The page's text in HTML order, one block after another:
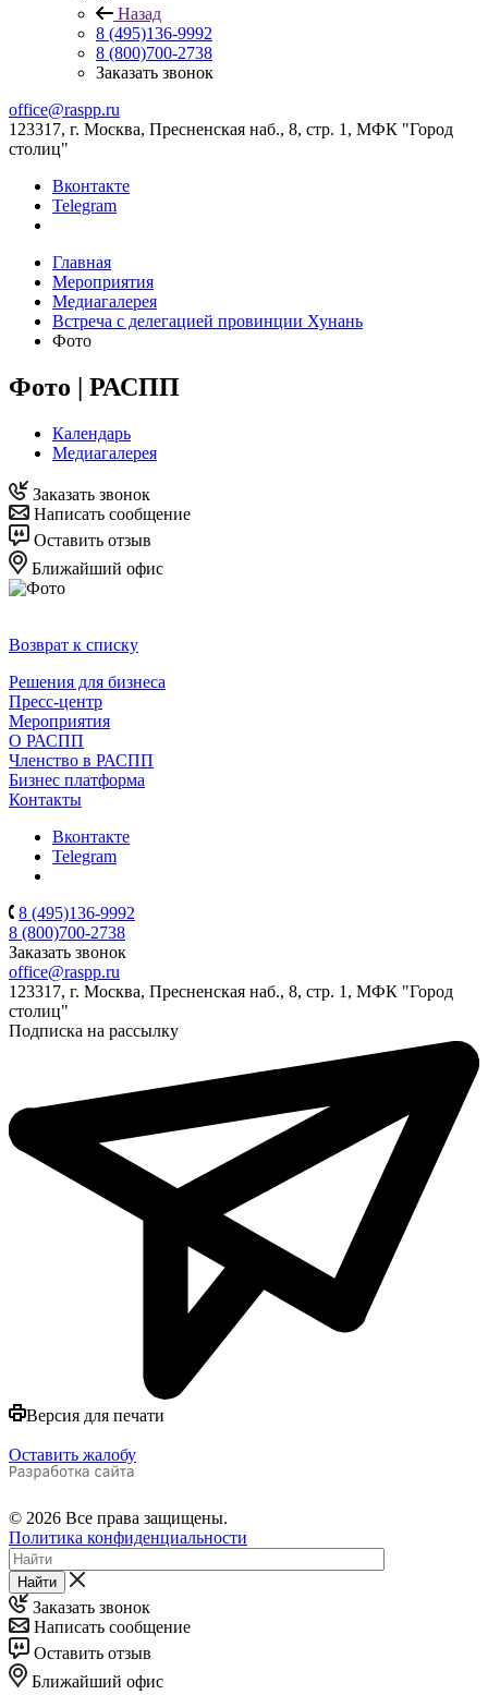
Назад
8 (495)136-9992
8 (800)700-2738
Заказать звонок
office@raspp.ru
123317, г. Москва, Пресненская наб., 8, стр. 1, МФК "Город
столиц"
Вконтакте
Telegram
Главная
Мероприятия
Медиагалерея
Встреча с делегацией провинции Хунань
Фото
Фото | РАСПП
Календарь
Медиагалерея
Заказать звонок
Написать сообщение
Оставить отзыв
Ближайший офис
Возврат к списку
Решения для бизнеса
Пресс-центр
Мероприятия
О РАСПП
Членство в РАСПП
Бизнес платформа
Контакты
Вконтакте
Telegram
8 (495)136-9992
8 (800)700-2738
Заказать звонок
office@raspp.ru
123317, г. Москва, Пресненская наб., 8, стр. 1, МФК "Город
столиц"
Подписка на рассылку
Версия для печати
Оставить жалобу
© 2026 Все права защищены.
Политика конфиденциальности
Найти
Заказать звонок
Написать сообщение
Оставить отзыв
Ближайший офис